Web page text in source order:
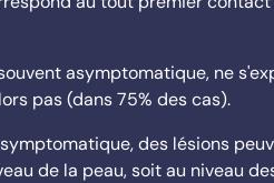
asymptomatique, ne
pas (dans 75% des cas).
des lésions
de la peau, soit au niveau